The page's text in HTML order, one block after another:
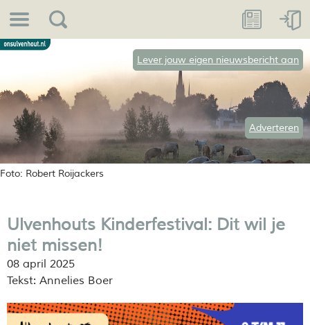
Foto: Robert Roijackers
Lever jouw eigen nieuwsbericht aan
Adverteren
Ulvenhouts Kinderfestival: Dit wil je
niet missen!
08 april 2025
Tekst: Annelies Boer